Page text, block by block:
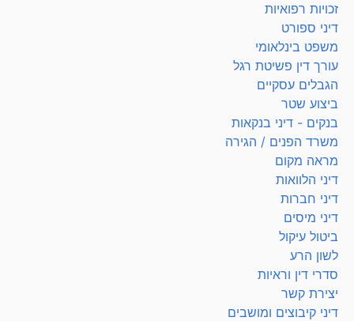
זכויות רפואיות
דיני ספורט
משפט בינלאומי
עורך דין פשיטת רגל
הגבלים עסקיים
ביצוע שטר
בנקים - דיני בנקאות
משרד הפנים / הגירה
מראה מקום
דיני הלוואות
דיני חברות
דיני מיסים
ביטול עיקול
לשון הרע
סדרי דין וראיות
יצירת קשר
דיני קיבוצים ומושבים